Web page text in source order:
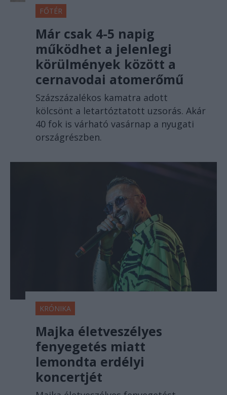
FŐTÉR
Már csak 4-5 napig
működhet a jelenlegi
körülmények között a
cernavodai atomerőmű
Százszázalékos kamatra adott
kölcsönt a letartóztatott uzsorás. Akár
40 fok is várható vasárnap a nyugati
országrészben.
KRÓNIKA
Majka életveszélyes
fenyegetés miatt
lemondta erdélyi
koncertjét